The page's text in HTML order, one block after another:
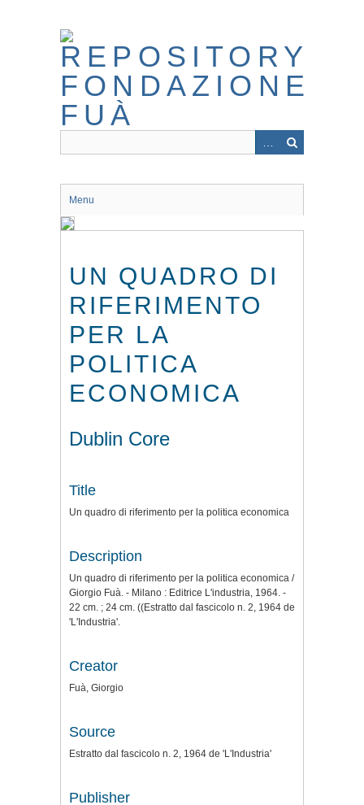
Menu
UN QUADRO DI
RIFERIMENTO
PER LA
POLITICA
ECONOMICA
Dublin Core
Title
Un quadro di riferimento per la politica economica
Description
Un quadro di riferimento per la politica economica /
Giorgio Fuà. - Milano : Editrice L'industria, 1964. -
22 cm. ; 24 cm. ((Estratto dal fascicolo n. 2, 1964 de
'L'Industria'.
Creator
Fuà, Giorgio
Source
Estratto dal fascicolo n. 2, 1964 de 'L'Industria'
Publisher